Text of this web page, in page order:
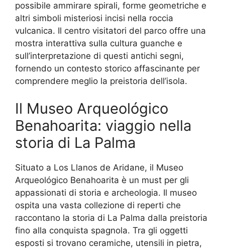
possibile ammirare spirali, forme geometriche e
altri simboli misteriosi incisi nella roccia
vulcanica. Il centro visitatori del parco offre una
mostra interattiva sulla cultura guanche e
sull’interpretazione di questi antichi segni,
fornendo un contesto storico affascinante per
comprendere meglio la preistoria dell’isola.
Il Museo Arqueológico
Benahoarita: viaggio nella
storia di La Palma
Situato a Los Llanos de Aridane, il Museo
Arqueológico Benahoarita è un must per gli
appassionati di storia e archeologia. Il museo
ospita una vasta collezione di reperti che
raccontano la storia di La Palma dalla preistoria
fino alla conquista spagnola. Tra gli oggetti
esposti si trovano ceramiche, utensili in pietra,